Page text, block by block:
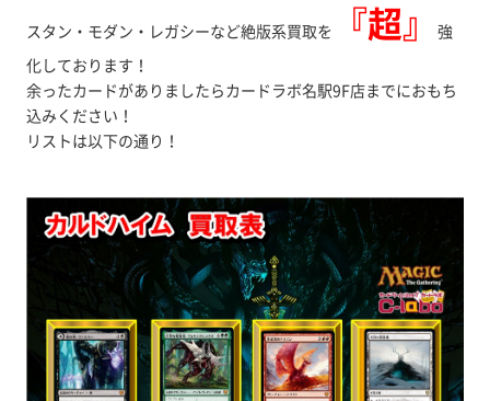
スタン・モダン・レガシーなど絶版系買取を 『超』
強
化しております！
余ったカードがありましたらカードラボ名駅9F店までにおもち
込みください！
リストは以下の通り！